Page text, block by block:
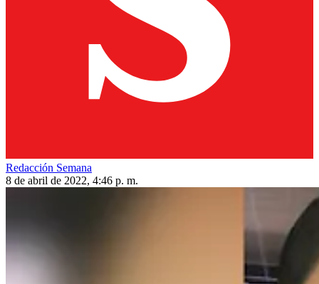
Redacción Semana
8 de abril de 2022, 4:46 p. m.